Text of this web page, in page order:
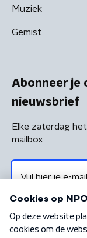
Muziek
Gemist
Abonneer je
nieuwsbrief
Elke zaterdag
mailbox